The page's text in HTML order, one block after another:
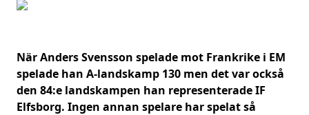
När Anders Svensson spelade mot Frankrike i EM
spelade han A-landskamp 130 men det var också
den 84:e landskampen han representerade IF
Elfsborg. Ingen annan spelare har spelat så